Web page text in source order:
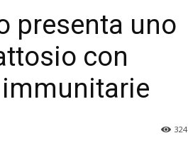
presenta uno
con
324